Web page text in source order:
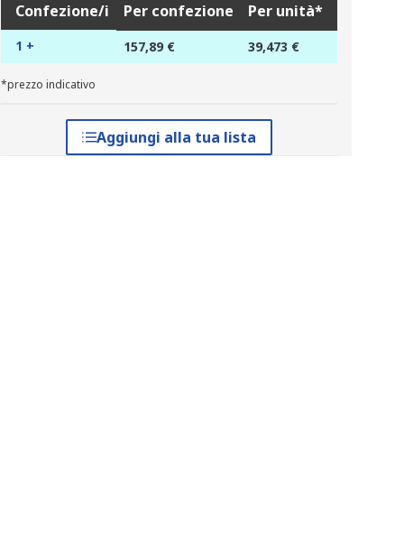
Confezione/i Per confezione Per unità*
1 + 157,89 € 39,473 €
*prezzo indicativo
Aggiungi alla tua lista